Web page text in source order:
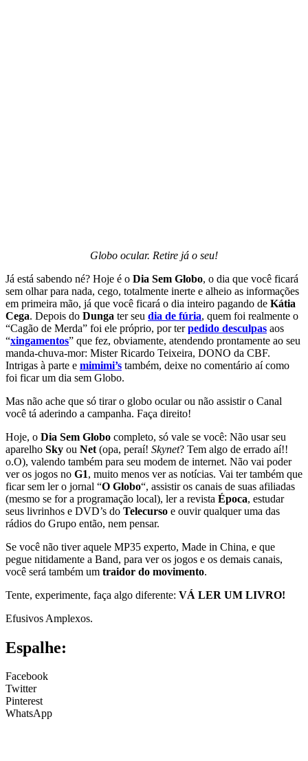
Globo ocular. Retire já o seu!
Já está sabendo né? Hoje é o Dia Sem Globo, o dia que você ficará
sem olhar para nada, cego, totalmente inerte e alheio as informações
em primeira mão, já que você ficará o dia inteiro pagando de Kátia
Cega. Depois do Dunga ter seu dia de fúria, quem foi realmente o
“Cagão de Merda” foi ele próprio, por terpedido desculpas aos
“xingamentos” que fez, obviamente, atendendo prontamente ao seu
manda-chuva-mor: Mister Ricardo Teixeira, DONO da CBF.
Intrigas à parte e mimimi’s também, deixe no comentário aí como
foi ficar um dia sem Globo.
Mas não ache que só tirar o globo ocular ou não assistir o Canal
você tá aderindo a campanha. Faça direito!
Hoje, o Dia Sem Globo completo, só vale se você: Não usar seu
aparelho Sky ou Net (opa, peraí! Skynet? Tem algo de errado aí!!
o.O), valendo também para seu modem de internet. Não vai poder
ver os jogos no G1, muito menos ver as notícias. Vai ter também que
ficar sem ler o jornal “O Globo“, assistir os canais de suas afiliadas
(mesmo se for a programação local), ler a revista Época, estudar
seus livrinhos e DVD’s do Telecurso e ouvir qualquer uma das
rádios do Grupo então, nem pensar.
Se você não tiver aquele MP35 experto, Made in China, e que
pegue nitidamente a Band, para ver os jogos e os demais canais,
você será também um traidor do movimento.
Tente, experimente, faça algo diferente: VÁ LER UM LIVRO!
Efusivos Amplexos.
Espalhe:
Facebook
Twitter
Pinterest
WhatsApp